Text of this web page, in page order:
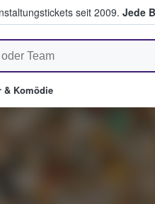
seit 2009. Jede
kaufen & verkaufen
& Komödie